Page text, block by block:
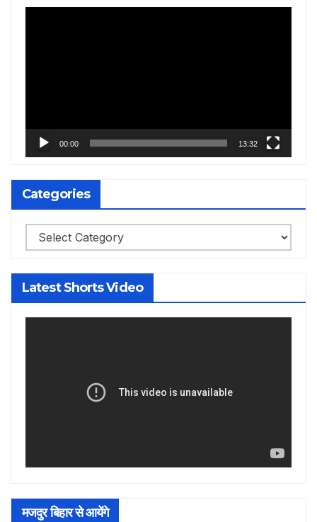
00:00 13:32
Categories
Categories
Latest Shorts Video
मजदुर बिहार से आयेंगे